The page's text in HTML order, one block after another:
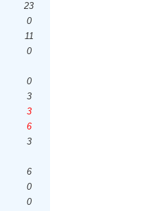
23
0
11
0
0
3
3
6
3
6
0
0